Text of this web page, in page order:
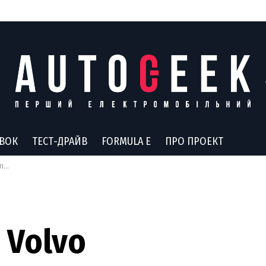
ТЕСТ-ДРАЙВ FORMULA E ПРО ПРОЕКТ
Volvo